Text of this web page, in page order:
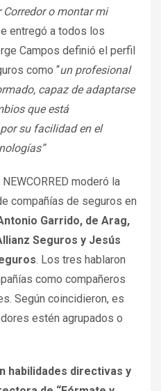
Corredor o montar mi
entregó a todos los
Campos definió el perfil
como “un profesional
capaz de adaptarse
que está
su facilidad en el
moderó la
compañías de seguros en
Garrido, de Arag,
Seguros y Jesús
. Los tres hablaron
como compañeros
Según coincidieron, es
estén agrupados o
habilidades directivas y